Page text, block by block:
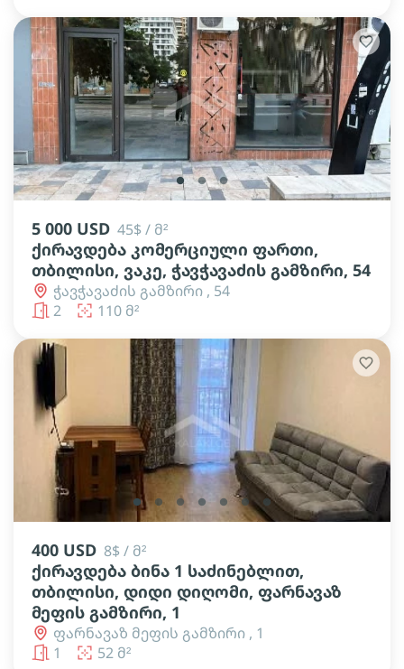
lens lens lens
5 000 USD 45$ / მ²
ქირავდება კომერციული ფართი,
თბილისი, ვაკე, ჭავჭავაძის გამზირი, 54
ჭავჭავაძის გამზირი , 54
2
110 მ²
lens lens lens lens lens lens lens
400 USD 8$ / მ²
ქირავდება ბინა 1 საძინებლით,
თბილისი, დიდი დიღომი, ფარნავაზ
მეფის გამზირი, 1
ფარნავაზ მეფის გამზირი , 1
1
52 მ²